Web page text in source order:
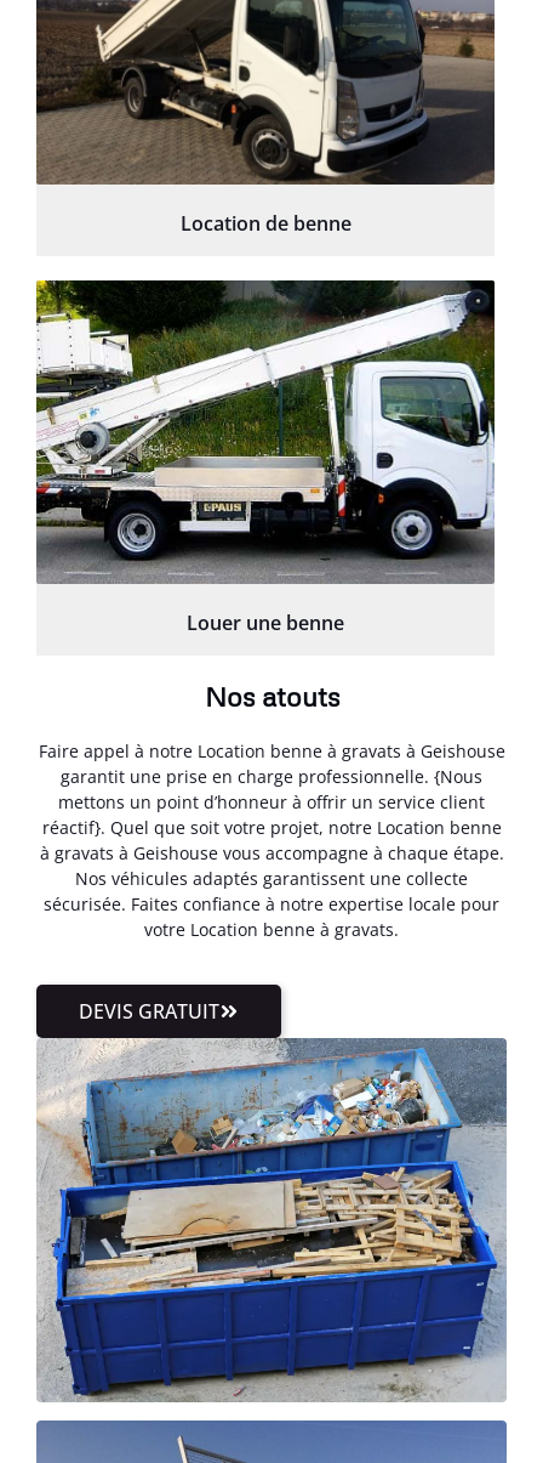
Location de benne
Louer une benne
Nos atouts
Faire appel à notre Location benne à gravats à Geishouse
garantit une prise en charge professionnelle. {Nous
mettons un point d’honneur à offrir un service client
réactif}. Quel que soit votre projet, notre Location benne
à gravats à Geishouse vous accompagne à chaque étape.
Nos véhicules adaptés garantissent une collecte
sécurisée. Faites confiance à notre expertise locale pour
votre Location benne à gravats.
DEVIS GRATUIT